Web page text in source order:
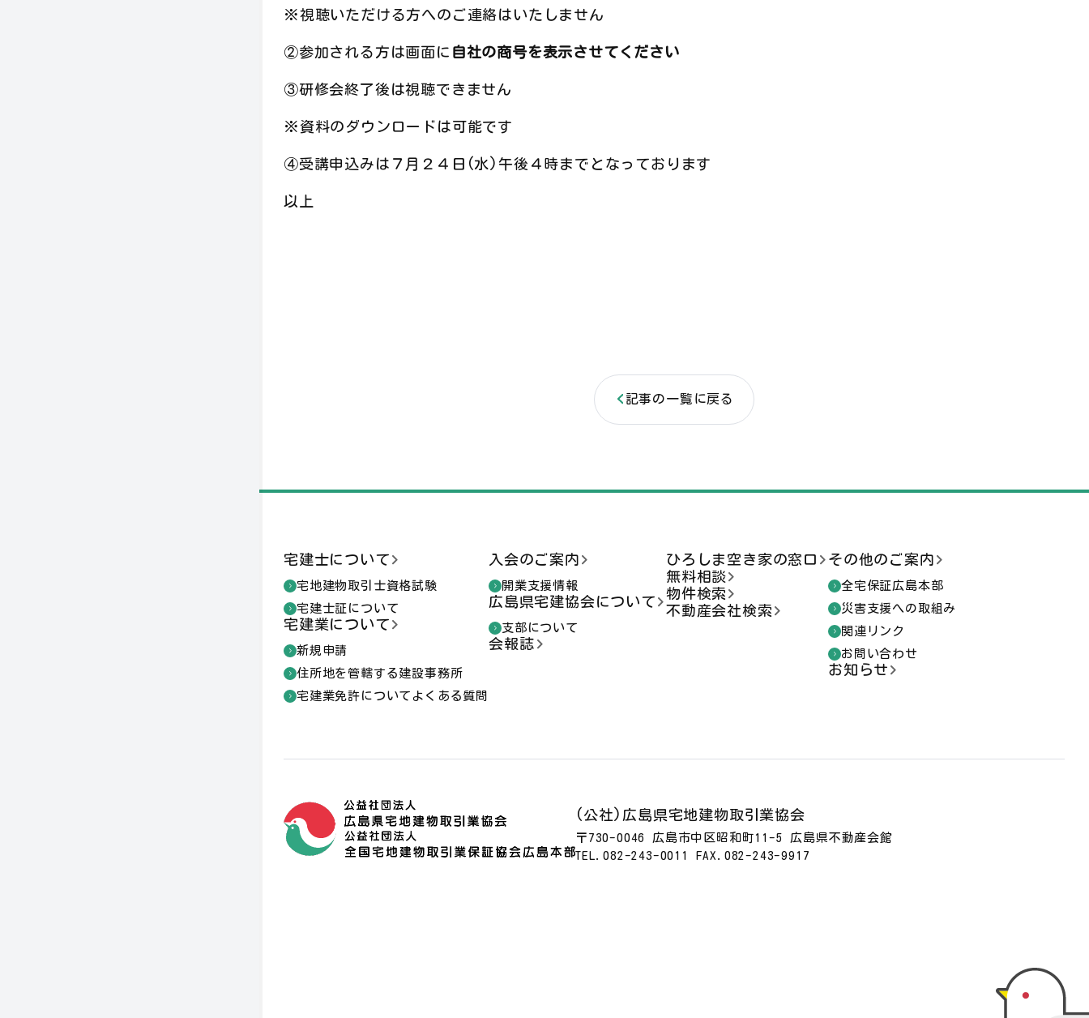
※視聴いただける方へのご連絡はいたしません
②参加される方は画面に 自社の商号を表示させてください
③研修会終了後は視聴できません
※資料のダウンロードは可能です
④受講申込みは７月２４日(水)午後４時までとなっております
以上
記事の一覧に戻る
宅建士について
宅地建物取引士資格試験
宅建士証について
宅建業について
新規申請
住所地を管轄する建設事務所
宅建業免許についてよくある質問
入会のご案内
開業支援情報
広島県宅建協会について
支部について
会報誌
ひろしま空き家の窓口
無料相談
物件検索
不動産会社検索
その他のご案内
全宅保証広島本部
災害支援への取組み
関連リンク
お問い合わせ
お知らせ
(公社)広島県宅地建物取引業協会
〒730-0046 広島市中区昭和町11-5 広島県不動産会館
TEL.082-243-0011 FAX.082-243-9917